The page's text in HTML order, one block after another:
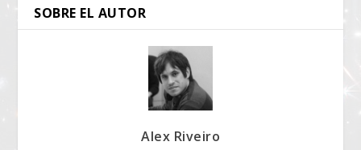
SOBRE EL AUTOR
Alex Riveiro